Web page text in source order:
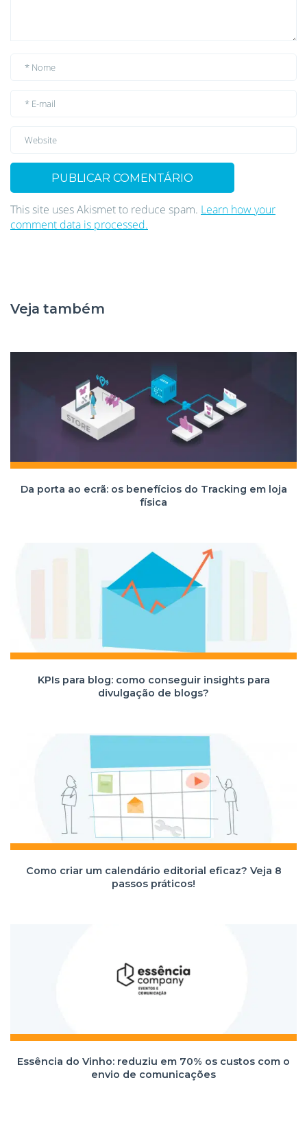
This site uses Akismet to reduce spam. Learn how your
comment data is processed.
Veja também
Da porta ao ecrã: os benefícios do Tracking em loja
física
KPIs para blog: como conseguir insights para
divulgação de blogs?
Como criar um calendário editorial eficaz? Veja 8
passos práticos!
Essência do Vinho: reduziu em 70% os custos com o
envio de comunicações